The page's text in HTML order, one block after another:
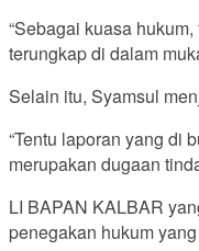
“Sebagai kuasa
terungkap di dalam
Selain itu, Syamsul
“Tentu laporan yang di
merupakan dugaan
LI BAPAN KALBAR
penegakan hukum